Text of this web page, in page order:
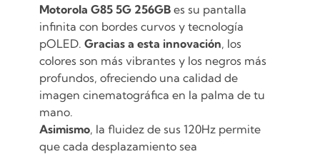
Motorola G85 5G 256GB es su pantalla
infinita con bordes curvos y tecnología
pOLED. Gracias a esta innovación, los
colores son más vibrantes y los negros más
profundos, ofreciendo una calidad de
imagen cinematográfica en la palma de tu
mano.
Asimismo, la fluidez de sus 120Hz permite
que cada desplazamiento sea